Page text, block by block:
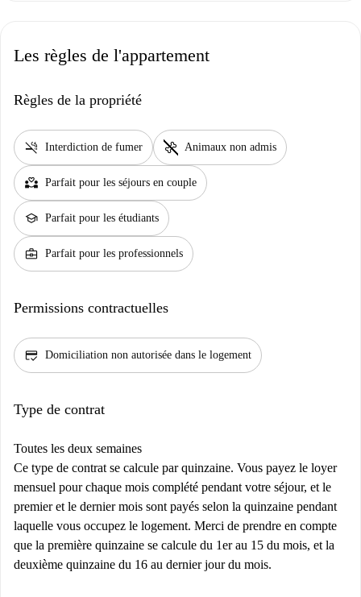
Les règles de l'appartement
Règles de la propriété
smoke_free Interdiction de fumer pet_supplies Animaux non admis
partner_heart Parfait pour les séjours en couple
school Parfait pour les étudiants
business_center Parfait pour les professionnels
Permissions contractuelles
credit_score Domiciliation non autorisée dans le logement
Type de contrat
Toutes les deux semaines
Ce type de contrat se calcule par quinzaine. Vous payez le loyer
mensuel pour chaque mois complété pendant votre séjour, et le
premier et le dernier mois sont payés selon la quinzaine pendant
laquelle vous occupez le logement. Merci de prendre en compte
que la première quinzaine se calcule du 1er au 15 du mois, et la
deuxième quinzaine du 16 au dernier jour du mois.